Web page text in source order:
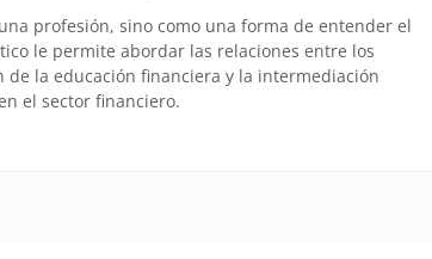
profesión, sino como una forma de entender el
le permite abordar las relaciones entre los
de la educación financiera y la intermediación
el sector financiero.